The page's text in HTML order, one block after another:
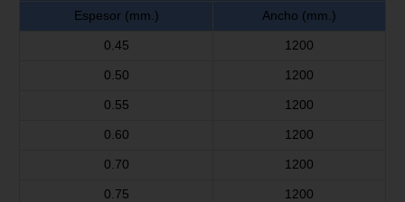
Espesor (mm.) Ancho (mm.)
0.45 1200
0.50 1200
0.55 1200
0.60 1200
0.70 1200
0.75 1200